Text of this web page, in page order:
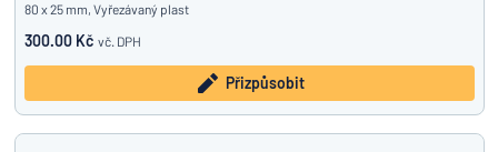
80 x 25 mm, Vyřezávaný plast
300.00 Kč vč. DPH
Přizpůsobit